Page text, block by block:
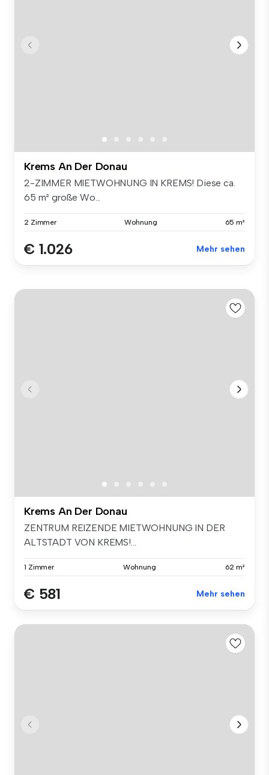
Krems An Der Donau
2-ZIMMER MIETWOHNUNG IN KREMS! Diese ca.
65 m² große Wo...
2 Zimmer Wohnung 65 m²
€ 1.026 Mehr sehen
Krems An Der Donau
ZENTRUM REIZENDE MIETWOHNUNG IN DER
ALTSTADT VON KREMS!...
1 Zimmer Wohnung 62 m²
€ 581 Mehr sehen